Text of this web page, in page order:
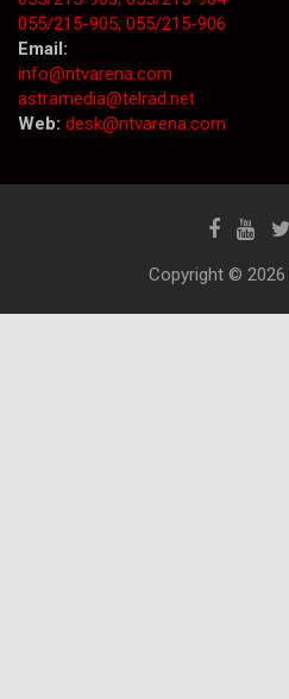
055/215-905; 055/215-906
Email:
info@ntvarena.com
astramedia@telrad.net
Web: desk@ntvarena.com
Copyright © 2026